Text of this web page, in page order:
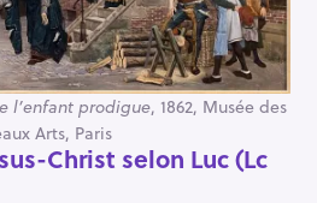
l’enfant prodigue, 1862, Musée des
Arts, Paris
Christ selon Luc (Lc